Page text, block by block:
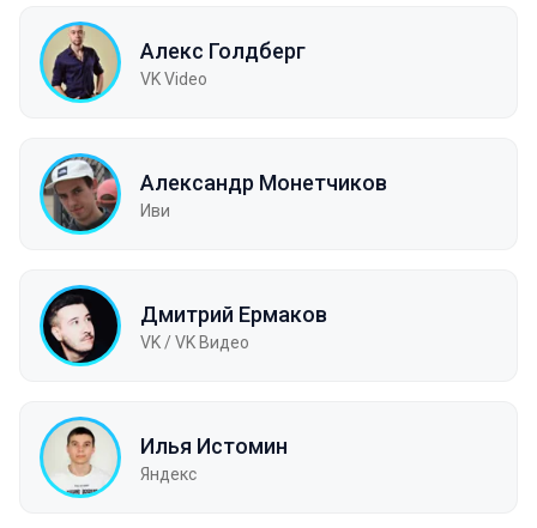
Алекс Голдберг
VK Video
Александр Монетчиков
Иви
Дмитрий Ермаков
VK / VK Видео
Илья Истомин
Яндекс